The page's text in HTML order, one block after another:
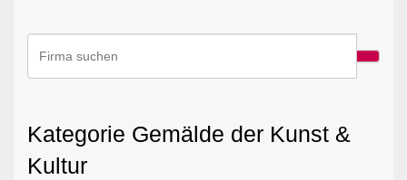
Kategorie Gemälde der Kunst &
Kultur